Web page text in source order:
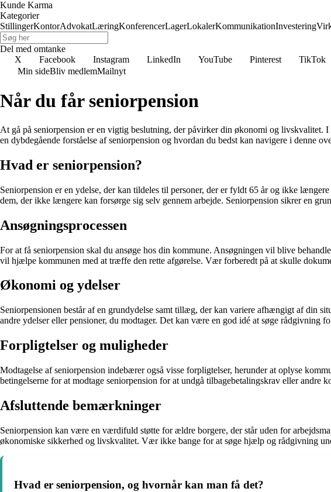
Kunde Karma
Kategorier
StillingerKontorAdvokatLæringKonferencerLagerLokalerKommunikationInvestering
Del med omtanke
X
Facebook Instagram LinkedIn YouTube Pinterest TikTok
Min sideBliv medlemMailnyt
Når du får seniorpension
At gå på seniorpension er en vigtig beslutning, der påvirker din økonomi og
en dybdegående forståelse af seniorpension og hvordan du bedst kan navigere i denne
Hvad er seniorpension?
Seniorpension er en ydelse, der kan tildeles til personer, der er fyldt 65 år og ikke
dem, der ikke længere kan forsørge sig selv gennem arbejde. Seniorpension sikrer en
Ansøgningsprocessen
For at få seniorpension skal du ansøge hos din kommune. Ansøgningen vil blive
vil hjælpe kommunen med at træffe den rette afgørelse. Vær forberedt på at skulle
Økonomi og ydelser
Seniorpensionen består af en grundydelse samt tillæg, der kan variere afhængigt af din
andre ydelser eller pensioner, du modtager. Det kan være en god idé at søge rådgivning
Forpligtelser og muligheder
Modtagelse af seniorpension indebærer også visse forpligtelser, herunder at oplyse
betingelserne for at modtage seniorpension for at undgå tilbagebetalingskrav eller andre
Afsluttende bemærkninger
Seniorpension kan være en værdifuld støtte for ældre borgere, der står uden for
økonomiske sikkerhed og livskvalitet. Vær ikke bange for at søge hjælp og rådgivning
Hvad er seniorpension, og hvornår kan man få det?